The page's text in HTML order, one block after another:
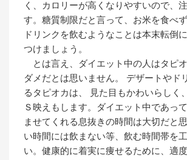
く、カロリーが高くなりやすいので、
す。糖質制限だと言って、お米を食べ
ドリンクを飲むようなことは本末転倒
つけましょう。
とは言え、ダイエット中の人はタピ
ダメだとは思いません。 デザートやド
るタピオカは、 見た目もかわいらしく
Ｓ映えもします。ダイエット中であっ
ませてくれる息抜きの時間は大切だと
い時間には飲まない等、飲む時間帯を
い。健康的に着実に痩せるために、適